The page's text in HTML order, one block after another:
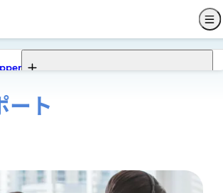
ート
の機能一覧
プと価格
タル
学籍 出席 成績 就職 Webポータル
仕様